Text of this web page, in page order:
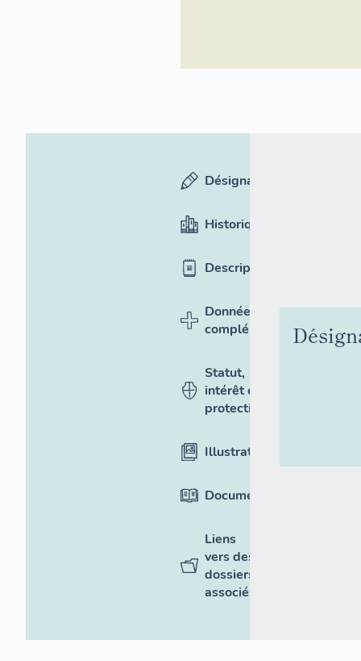
Désignation
Historique
Description
Données
complémentaires
Statut,
intérêt et
protection
Illustrations
Documentation
Liens
vers des
dossiers
associés